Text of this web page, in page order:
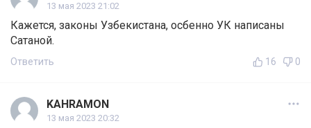
13 мая 2023 21:02
Кажется, законы Узбекистана, осбенно УК написаны
Сатаной.
Ответить 16 0
KAHRAMON
13 мая 2023 20:32